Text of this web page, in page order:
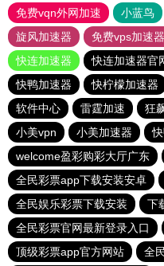
免费vqn外网加速
小蓝鸟
旋风加速器
免费vps加速
快连加速器
快连加速器官
快鸭加速器
快柠檬加速器
软件中心
雷霆加速 狂
小美vpn
小美加速器
welcome盈彩购彩大厅广东
全民彩票app下载安装安卓
全民娱乐彩票下载安装
下
全民彩票官网最新登录入口
顶级彩票app官方网站
全